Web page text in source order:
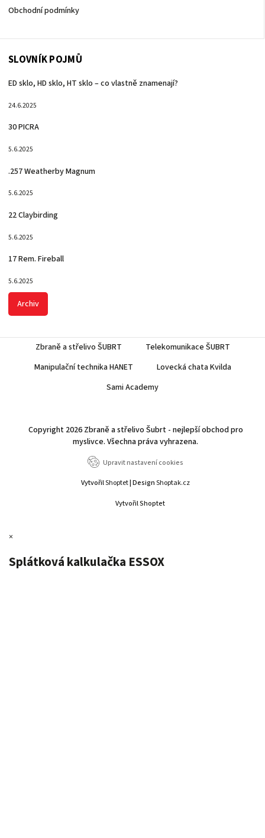
Obchodní podmínky
SLOVNÍK POJMŮ
ED sklo, HD sklo, HT sklo – co vlastně znamenají?
24.6.2025
30 PICRA
5.6.2025
.257 Weatherby Magnum
5.6.2025
22 Claybirding
5.6.2025
17 Rem. Fireball
5.6.2025
Archiv
Zbraně a střelivo ŠUBRT
Telekomunikace ŠUBRT
Manipulační technika HANET
Lovecká chata Kvilda
Sami Academy
Vytvořil Shoptet
Copyright 2026 Zbraně a střelivo Šubrt - nejlepší obchod pro
myslivce. Všechna práva vyhrazena.
Upravit nastavení cookies
VytvořilShoptet| DesignShoptak.cz
×
Splátková kalkulačka ESSOX